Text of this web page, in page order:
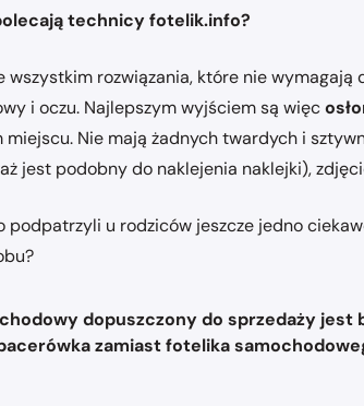
technicy fotelik.info?
rozwiązania, które nie
i oczu. Najlepszym wyjściem są więc
miejscu. Nie mają żadnych twardych i
jest podobny do naklejenia naklejki),
podpatrzyli u rodziców jeszcze jedno
dopuszczony do sprzedaży jest
zamiast fotelika